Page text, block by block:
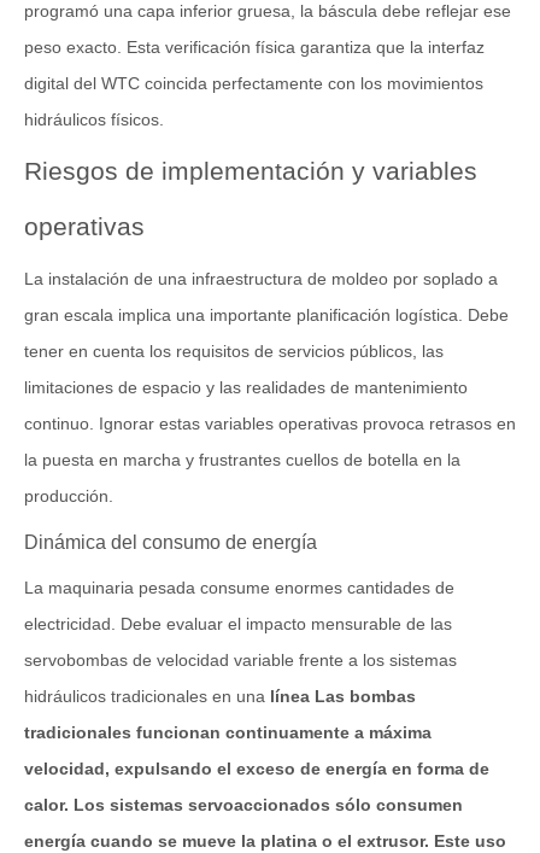
programó una capa inferior gruesa, la báscula debe reflejar ese
peso exacto. Esta verificación física garantiza que la interfaz
digital del WTC coincida perfectamente con los movimientos
hidráulicos físicos.
Riesgos de implementación y variables
operativas
La instalación de una infraestructura de moldeo por soplado a
gran escala implica una importante planificación logística. Debe
tener en cuenta los requisitos de servicios públicos, las
limitaciones de espacio y las realidades de mantenimiento
continuo. Ignorar estas variables operativas provoca retrasos en
la puesta en marcha y frustrantes cuellos de botella en la
producción.
Dinámica del consumo de energía
La maquinaria pesada consume enormes cantidades de
electricidad. Debe evaluar el impacto mensurable de las
servobombas de velocidad variable frente a los sistemas
hidráulicos tradicionales en una línea Las bombas
tradicionales funcionan continuamente a máxima
velocidad, expulsando el exceso de energía en forma de
calor. Los sistemas servoaccionados sólo consumen
energía cuando se mueve la platina o el extrusor. Este uso